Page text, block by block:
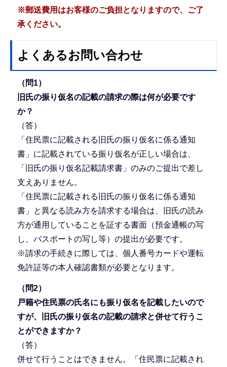
※郵送費用はお客様のご負担となりますので、ご了
承ください。
よくあるお問い合わせ
（問1）
旧氏の振り仮名の記載の請求の際は何が必要です
か？
（答）
「住民票に記載される旧氏の振り仮名に係る通知
書」に記載されている振り仮名が正しい場合は、
「旧氏の振り仮名記載請求書」のみのご提出で差し
支えありません。
「住民票に記載される旧氏の振り仮名に係る通知
書」と異なる読み方を請求する場合は、旧氏の読み
方が通用していることを証する書面（預金通帳の写
し、パスポートの写し等）の提出が必要です。
※請求の手続きに際しては、個人番号カードや運転
免許証等の本人確認書類が必要となります。
（問2）
戸籍や住民票の氏名にも振り仮名を記載したいので
すが、旧氏の振り仮名の記載の請求と併せて行うこ
とができますか？
（答）
併せて行うことはできません。「住民票に記載され